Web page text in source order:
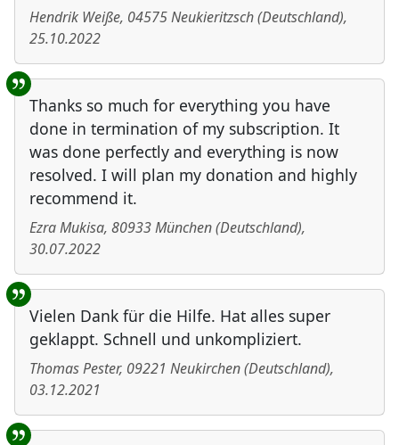
Hendrik Weiße, 04575Neukieritzsch(Deutschland),
25.10.2022
Thanks so much for everything you have
done in termination of my subscription. It
was done perfectly and everything is now
resolved. I will plan my donation and highly
recommend it.
Ezra Mukisa, 80933München(Deutschland),
30.07.2022
Vielen Dank für die Hilfe. Hat alles super
geklappt. Schnell und unkompliziert.
Thomas Pester, 09221 Neukirchen(Deutschland),
03.12.2021